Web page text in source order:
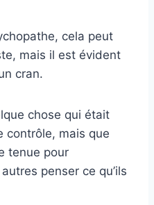
cela peut
mais il est évident
cran.
chose qui était
contrôle, mais que
tenue pour
penser ce qu’ils